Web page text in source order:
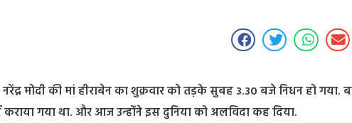
नरेंद्र मोदी की मां हीराबेन का शुक्रवार को तड़के सुबह 3.30 बजे निधन हो गया.
गया था. और आज उन्होंने इस दुनिया को अलविदा कह दिया.